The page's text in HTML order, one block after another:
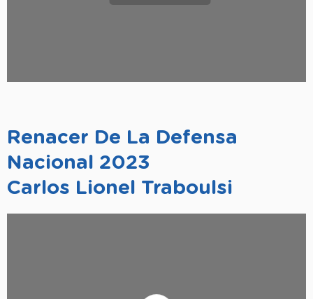
Renacer De La Defensa
Nacional 2023
Carlos Lionel Traboulsi